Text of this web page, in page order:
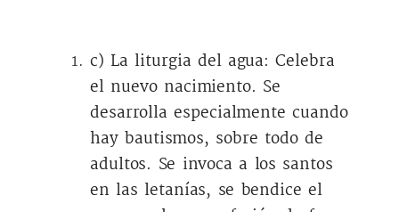
c) La liturgia del agua: Celebra
el nuevo nacimiento. Se
desarrolla especialmente cuando
hay bautismos, sobre todo de
adultos. Se invoca a los santos
en las letanías, se bendice el